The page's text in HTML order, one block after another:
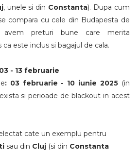
, unele si din Constanta). Dupa cum
compara cu cele din Budapesta de
preturi bune care merita
este inclus si bagajul de cala.
03 - 13 februarie
: 03 februarie - 10 iunie 2025 (in
si perioade de blackout in acest
cate un exemplu pentru
sau din Cluj (si din Constanta